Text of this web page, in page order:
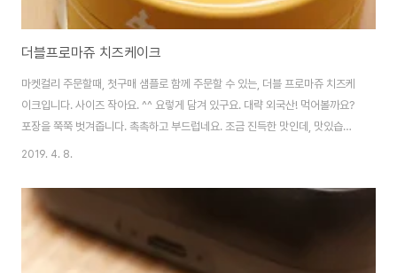
더블프로마쥬 치즈케이크
마켓컬리 주문할때, 첫구매 샘플로 함께 주문할 수 있는, 더블 프로마쥬 치즈케
이크입니다. 사이즈 작아요. ^^ 요렇게 담겨 있구요. 대략 외국산! 먹어볼까요?
포장을 쭉쭉 벗겨줍니다. 촉촉하고 부드럽네요. 조금 진득한 맛인데, 맛있습니
다. 근데 또 엄청 맛있냐면 그건 아닌.. 그냥 적당한 맛이에요. ㅋ
2019. 4. 8.